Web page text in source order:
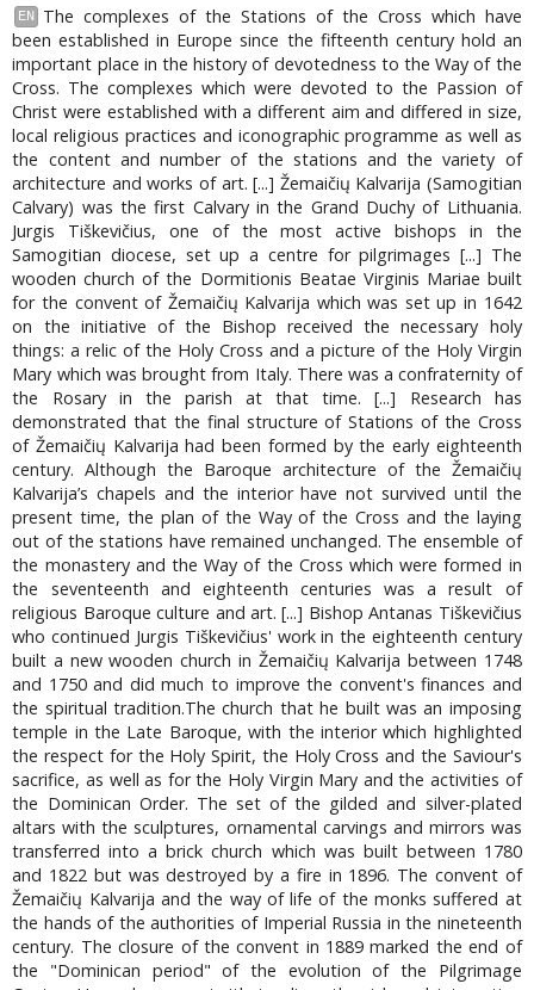
EN
The complexes of the Stations of the Cross which have
been established in Europe since the fifteenth century hold an
important place in the history of devotedness to the Way of the
Cross. The complexes which were devoted to the Passion of
Christ were established with a different aim and differed in size,
local religious practices and iconographic programme as well as
the content and number of the stations and the variety of
architecture and works of art. [...] Žemaičių Kalvarija (Samogitian
Calvary) was the first Calvary in the Grand Duchy of Lithuania.
Jurgis Tiškevičius, one of the most active bishops in the
Samogitian diocese, set up a centre for pilgrimages [...] The
wooden church of the Dormitionis Beatae Virginis Mariae built
for the convent of Žemaičių Kalvarija which was set up in 1642
on the initiative of the Bishop received the necessary holy
things: a relic of the Holy Cross and a picture of the Holy Virgin
Mary which was brought from Italy. There was a confraternity of
the Rosary in the parish at that time. [...] Research has
demonstrated that the final structure of Stations of the Cross
of Žemaičių Kalvarija had been formed by the early eighteenth
century. Although the Baroque architecture of the Žemaičių
Kalvarija’s chapels and the interior have not survived until the
present time, the plan of the Way of the Cross and the laying
out of the stations have remained unchanged. The ensemble of
the monastery and the Way of the Cross which were formed in
the seventeenth and eighteenth centuries was a result of
religious Baroque culture and art. [...] Bishop Antanas Tiškevičius
who continued Jurgis Tiškevičius' work in the eighteenth century
built a new wooden church in Žemaičių Kalvarija between 1748
and 1750 and did much to improve the convent's finances and
the spiritual tradition.The church that he built was an imposing
temple in the Late Baroque, with the interior which highlighted
the respect for the Holy Spirit, the Holy Cross and the Saviour's
sacrifice, as well as for the Holy Virgin Mary and the activities of
the Dominican Order. The set of the gilded and silver-plated
altars with the sculptures, ornamental carvings and mirrors was
transferred into a brick church which was built between 1780
and 1822 but was destroyed by a fire in 1896. The convent of
Žemaičių Kalvarija and the way of life of the monks suffered at
the hands of the authorities of Imperial Russia in the nineteenth
century. The closure of the convent in 1889 marked the end of
the "Dominican period" of the evolution of the Pilgrimage